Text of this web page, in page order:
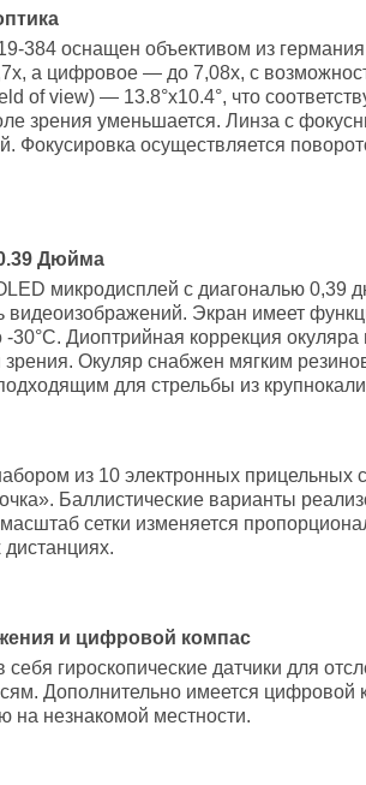
384 оснащен объективом из
а цифровое — до 7,08х, с
of view) — 13.8°x10.4°, что
зрения уменьшается. Линза с
Фокусировка осуществляется
Дюйма
микродисплей с диагональю
видеоизображений. Экран имеет
30°C. Диоптрийная коррекция
Окуляр снабжен мягким
для стрельбы из
из 10 электронных прицельных
Баллистические варианты
масштаб сетки изменяется
и цифровой компас
гироскопические датчики для
Дополнительно имеется
на незнакомой местности.